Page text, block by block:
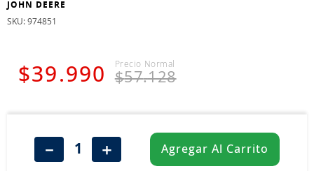
JOHN DEERE
: 974851
$39 .990 $57.128
＋
－ Agregar Al Carrito